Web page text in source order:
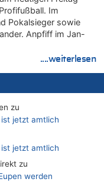
Im
Pokalsieger sowie
Anpfiff im Jan-
....weiterlesen
zu
jetzt amtlich
jetzt amtlich
zu
werden